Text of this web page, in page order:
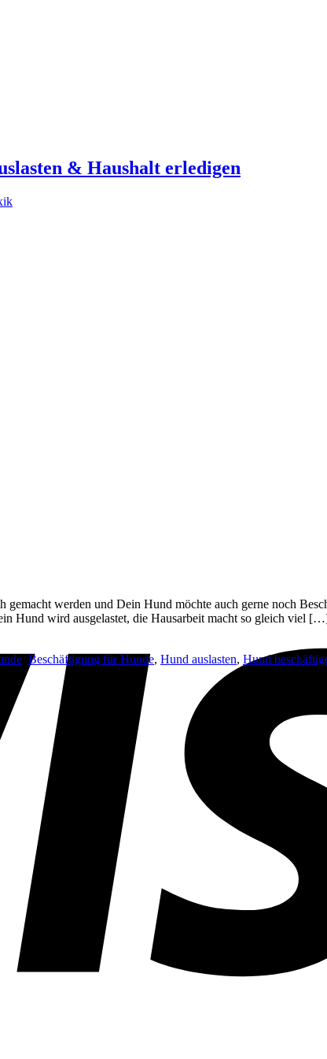
& Haushalt erledigen
werden und Dein Hund möchte auch gerne noch
Hund wird ausgelastet, die Hausarbeit macht so gleich viel
Beschäftigung für Hunde, Hund auslasten, Hund